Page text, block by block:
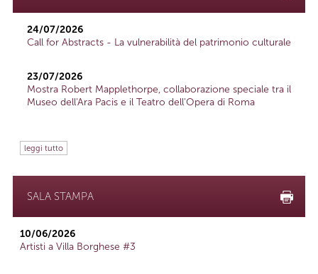
24/07/2026
Call for Abstracts - La vulnerabilità del patrimonio culturale
23/07/2026
Mostra Robert Mapplethorpe, collaborazione speciale tra il
Museo dell'Ara Pacis e il Teatro dell'Opera di Roma
leggi tutto
SALA STAMPA
10/06/2026
Artisti a Villa Borghese #3